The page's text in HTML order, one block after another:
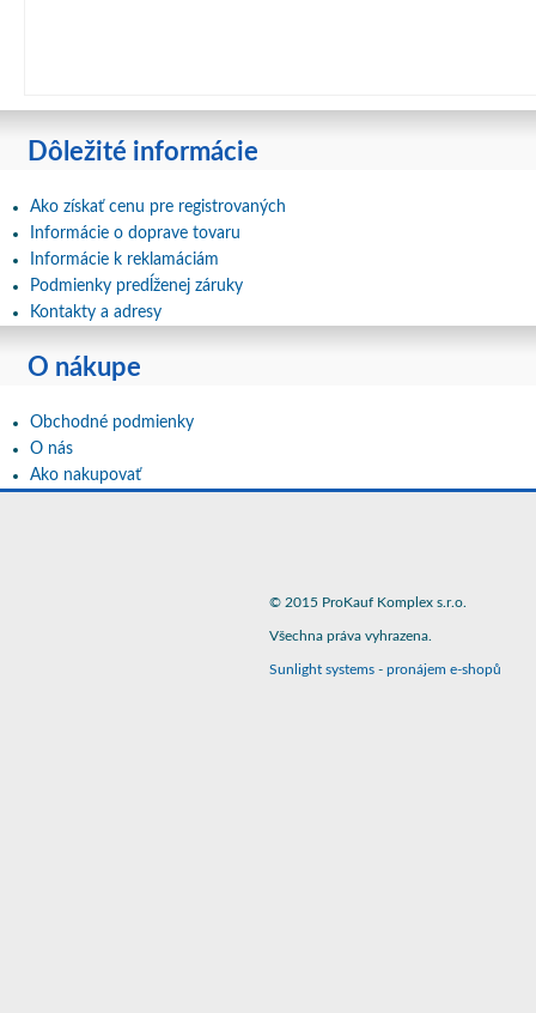
Dôležité informácie
Ako získať cenu pre registrovaných
Informácie o doprave tovaru
Informácie k reklamáciám
Podmienky predĺženej záruky
Kontakty a adresy
O nákupe
Obchodné podmienky
O nás
Ako nakupovať
© 2015 ProKauf Komplex s.r.o.
Všechna práva vyhrazena.
Sunlight systems - pronájem e-shopů